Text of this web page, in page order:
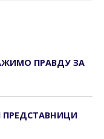
ПРАВДУ ЗА